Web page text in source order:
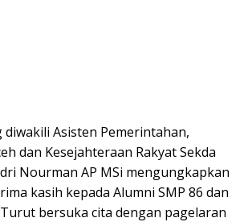
diwakili Asisten Pemerintahan,
dan Kesejahteraan Rakyat Sekda
Nourman AP MSi mengungkapkan
kasih kepada Alumni SMP 86 dan
Turut bersuka cita dengan pagelaran